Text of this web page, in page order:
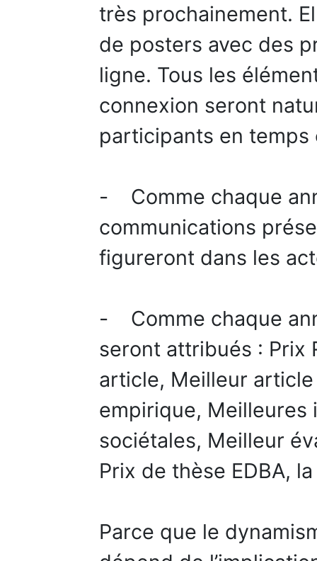
très prochainement.
de posters avec des
ligne. Tous les
connexion seront
participants en temps
- Comme chaque
communications
figureront dans les
- Comme chaque
seront attribués : Prix
article, Meilleur
empirique, Meilleures
sociétales, Meilleur
Prix de thèse EDBA,
Parce que le